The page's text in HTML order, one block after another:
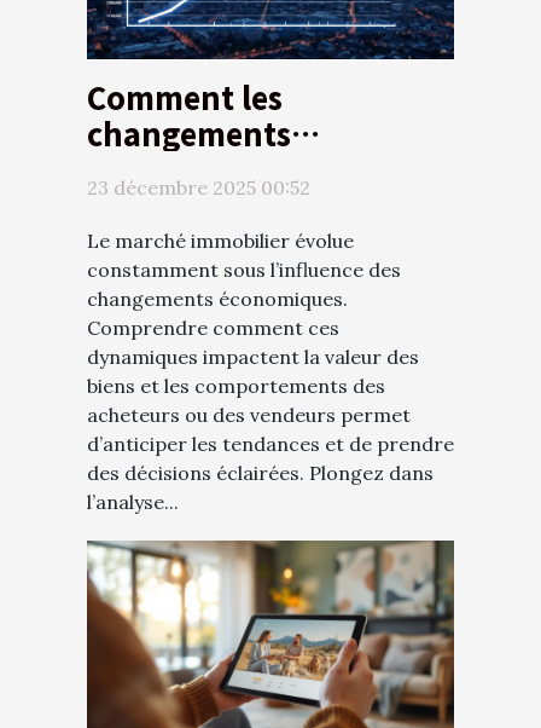
Comment les
changements
économiques
influencent-ils le
marché immobilier ?
23 décembre 2025 00:52
Le marché immobilier évolue
constamment sous l’influence des
changements économiques.
Comprendre comment ces
dynamiques impactent la valeur des
biens et les comportements des
acheteurs ou des vendeurs permet
d’anticiper les tendances et de prendre
des décisions éclairées. Plongez dans
l’analyse...